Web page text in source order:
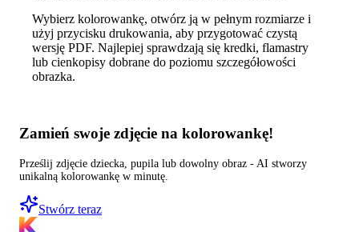
Wybierz kolorowankę, otwórz ją w pełnym rozmiarze i
użyj przycisku drukowania, aby przygotować czystą
wersję PDF. Najlepiej sprawdzają się kredki, flamastry
lub cienkopisy dobrane do poziomu szczegółowości
obrazka.
Zamień swoje zdjęcie na kolorowankę!
Prześlij zdjęcie dziecka, pupila lub dowolny obraz - AI stworzy
unikalną kolorowankę w minutę.
Stwórz teraz